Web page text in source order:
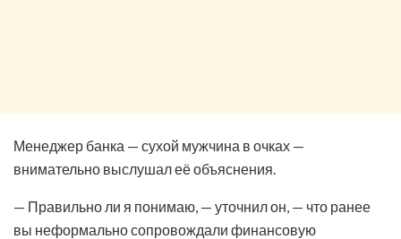
Менеджер банка — сухой мужчина в очках —
внимательно выслушал её объяснения.
— Правильно ли я понимаю, — уточнил он, — что ранее
вы неформально сопровождали финансовую